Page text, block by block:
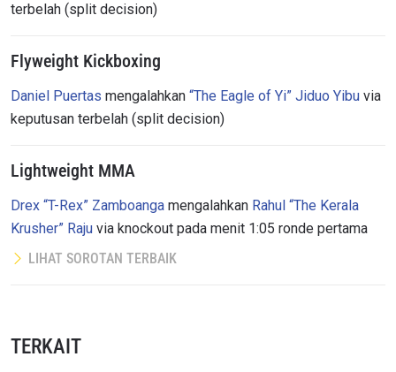
terbelah (split decision)
Flyweight Kickboxing
Daniel Puertas mengalahkan “The Eagle of Yi” Jiduo Yibu via
keputusan terbelah (split decision)
Lightweight MMA
Drex “T-Rex” Zamboanga mengalahkan Rahul “The Kerala
Krusher” Raju via knockout pada menit 1:05 ronde pertama
LIHAT SOROTAN TERBAIK
TERKAIT